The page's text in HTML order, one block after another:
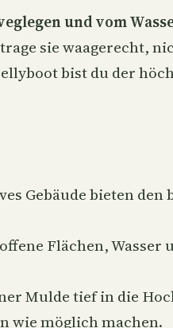
und vom
sie waagerecht,
bist du der
Gebäude bieten den
Flächen, Wasser
Mulde tief in die
wie möglich machen.